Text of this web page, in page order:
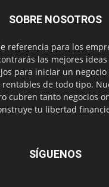
SOBRE NOSOTROS
referencia para los
las mejores
para iniciar un
de todo tipo.
cubren tanto negocios
tu libertad
SÍGUENOS